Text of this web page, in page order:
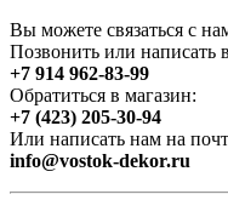
Вы можете связаться с
Позвонить или написать
+7 914 962-83-99
Обратиться в магазин:
+7 (423) 205-30-94
Или написать нам на
info@vostok-dekor.ru